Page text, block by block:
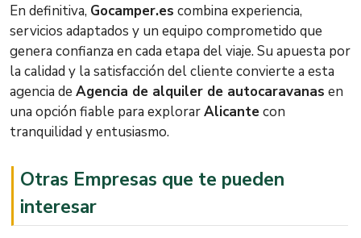
En definitiva, Gocamper.es combina experiencia,
servicios adaptados y un equipo comprometido que
genera confianza en cada etapa del viaje. Su apuesta por
la calidad y la satisfacción del cliente convierte a esta
agencia de Agencia de alquiler de autocaravanas en
una opción fiable para explorarAlicantecon
tranquilidad y entusiasmo.
Otras Empresas que te pueden
interesar